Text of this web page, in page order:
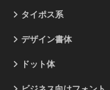
タイポス系
デザイン書体
ドット体